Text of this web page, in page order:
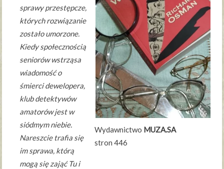
Wydawnictwo MUZA.SA
stron 446
sprawy przestępcze,
których rozwiązanie
zostało umorzone.
Kiedy społecznością
seniorów wstrząsa
wiadomość o
śmierci dewelopera,
klub detektywów
amatorów jest w
siódmym niebie.
Nareszcie trafia się
im sprawa, którą
mogą się zająć Tu i